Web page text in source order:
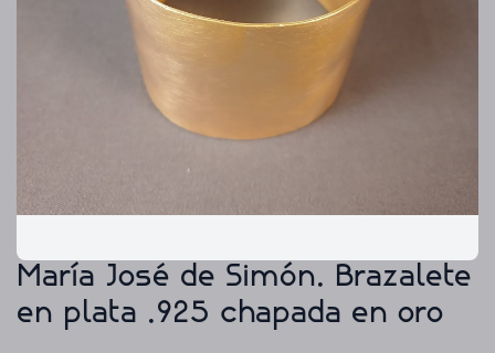
María José de Simón. Brazalete
en plata .925 chapada en oro